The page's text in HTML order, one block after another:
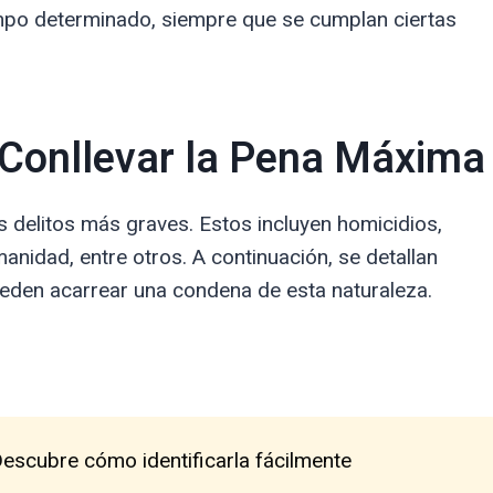
determinado, siempre que se cumplan ciertas
la Pena Máxima
más graves. Estos incluyen homicidios,
entre otros. A continuación, se detallan
acarrear una condena de esta naturaleza.
cómo identificarla fácilmente